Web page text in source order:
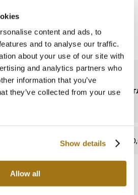
content and ads, to
and to analyse our traffic.
about your use of our site with
and analytics partners who
information that you’ve
they’ve collected from your use
Show details
Allow all
спецификация
СВИНЦА